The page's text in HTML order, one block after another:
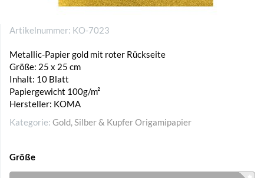
Artikelnummer: KO-7023
Metallic-Papier gold mit roter Rückseite
Größe: 25 x 25 cm
Inhalt: 10 Blatt
Papiergewicht 100g/m²
Hersteller: KOMA
Kategorie: Gold, Silber & Kupfer Origamipapier
Größe